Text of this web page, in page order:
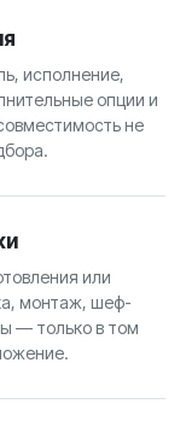
исполнение,
опции и
не
или
монтаж, шеф-
— только в том